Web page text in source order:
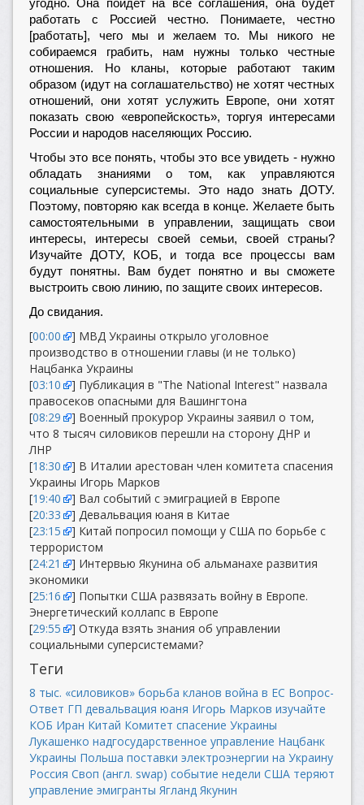
угодно. Она пойдет на все соглашения, она будет
работать с Россией честно. Понимаете, честно
[работать], чего мы и желаем то. Мы никого не
собираемся грабить, нам нужны только честные
отношения. Но кланы, которые работают таким
образом (идут на соглашательство) не хотят честных
отношений, они хотят услужить Европе, они хотят
показать свою «европейскость», торгуя интересами
России и народов населяющих Россию.
Чтобы это все понять, чтобы это все увидеть - нужно
обладать знаниями о том, как управляются
социальные суперсистемы. Это надо знать ДОТУ.
Поэтому, повторяю как всегда в конце. Желаете быть
самостоятельными в управлении, защищать свои
интересы, интересы своей семьи, своей страны?
Изучайте ДОТУ, КОБ, и тогда все процессы вам
будут понятны. Вам будет понятно и вы сможете
выстроить свою линию, по защите своих интересов.
До свидания.
[00:00
] МВД Украины открыло уголовное
производство в отношении главы (и не только)
Нацбанка Украины
[03:10
] Публикация в "The National Interest" назвала
правосеков опасными для Вашингтона
[08:29
] Военный прокурор Украины заявил о том,
что 8 тысяч силовиков перешли на сторону ДНР и
ЛНР
[18:30
] В Италии арестован член комитета спасения
Украины Игорь Марков
[19:40
] Вал событий с эмиграцией в Европе
[20:33
] Девальвация юаня в Китае
[23:15
] Китай попросил помощи у США по борьбе с
террористом
[24:21
] Интервью Якунина об альманахе развития
экономики
[25:16
] Попытки США развязать войну в Европе.
Энергетический коллапс в Европе
[29:55
] Откуда взять знания об управлении
социальными суперсистемами?
Теги
8 тыс. «силовиков» борьба кланов война в ЕС Вопрос-
Ответ ГП девальвация юаня Игорь Марков изучайте
КОБ Иран Китай Комитет спасение Украины
Лукашенко надгосударственное управление Нацбанк
Украины Польша поставки электроэнергии на Украину
Россия Своп (англ. swap) событие недели США теряют
управление эмигранты Ягланд Якунин